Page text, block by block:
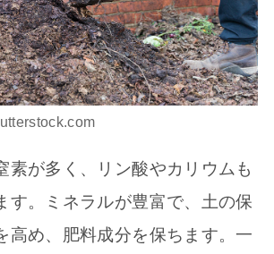
素が多く、リン酸やカリウムも
す。ミネラルが豊富で、土の保
高め、肥料成分を保ちます。一